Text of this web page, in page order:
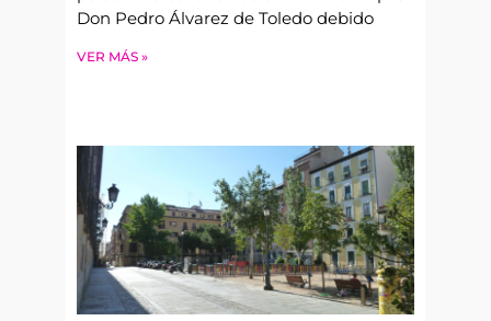
Don Pedro Álvarez de Toledo debido
VER MÁS »